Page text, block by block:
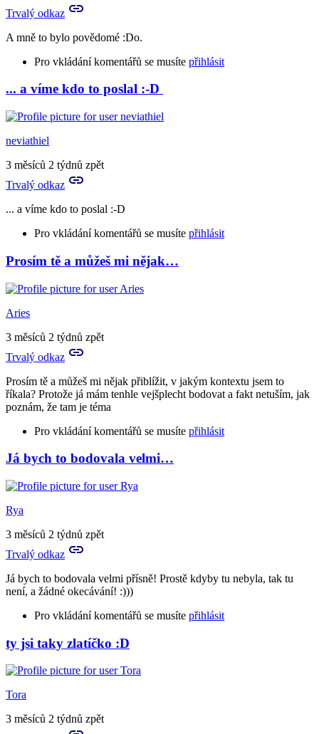
tvůj
by
Trvalý odkaz
A mně to bylo povědomé :Do.
Pro vkládání komentářů se musíte přihlásit
In
reply
to
to
je
tvůj
by
... a víme kdo to poslal :-D
neviathiel
3 měsíců 2 týdnů zpět
Trvalý odkaz
... a víme kdo to poslal :-D
Pro vkládání komentářů se musíte přihlásit
In
reply
to
A
to
je
tvůj
by
Birute
Prosím tě a můžeš mi nějak…
Aries
3 měsíců 2 týdnů zpět
Trvalý odkaz
Prosím tě a můžeš mi nějak přiblížit, v jakým kontextu jsem to
říkala? Protože já mám tenhle vejšplecht bodovat a fakt netuším, jak
poznám, že tam je téma
Pro vkládání komentářů se musíte přihlásit
In
reply
to
A
to
je
tvůj
by
Birute
Já bych to bodovala velmi…
Rya
3 měsíců 2 týdnů zpět
Trvalý odkaz
Já bych to bodovala velmi přísně! Prostě kdyby tu nebyla, tak tu
není, a žádné okecávání! :)))
Pro vkládání komentářů se musíte přihlásit
In
reply
to
Prosím
tě
a
ty jsi taky zlatíčko :D
Tora
3 měsíců 2 týdnů zpět